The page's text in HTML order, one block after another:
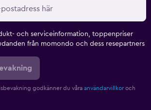
och serviceinformation, toppenpriser
från momondo och dess resepartners
godkänner du våra användarvillkor och